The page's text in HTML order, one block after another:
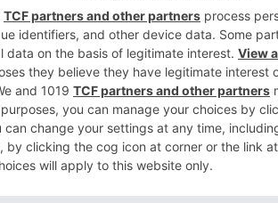
renuncie a los cargos y a las
personal abandone la Casa
la misiva, además, responsabiliza
de una culpa que sólo es del
como así determinaron los
Intervención, de un dinero que no